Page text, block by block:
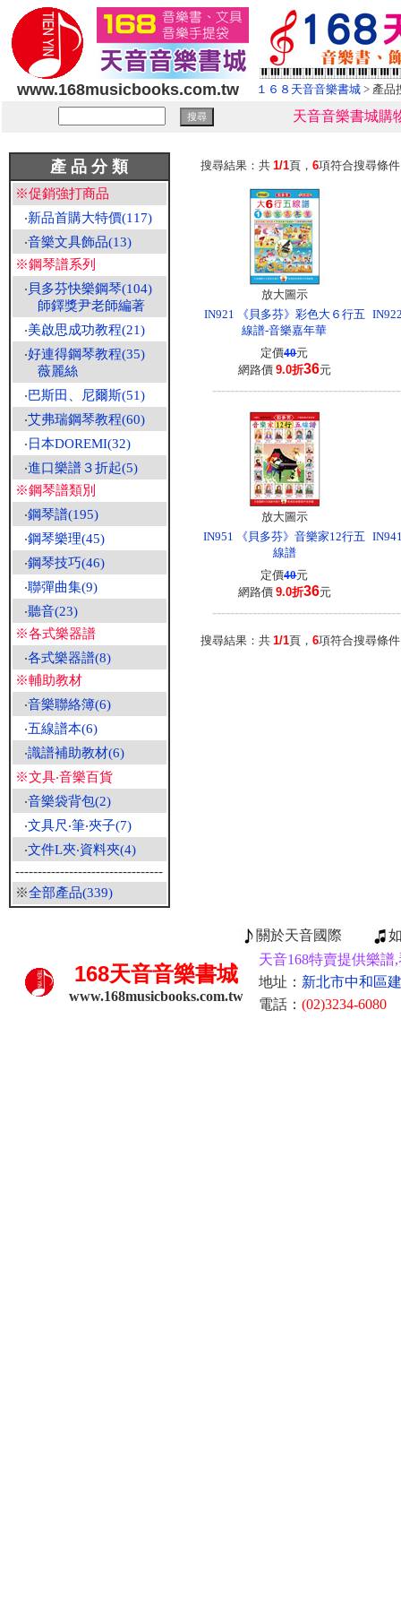
www.168musicbooks.com.tw １６８天音音樂書城 > 產品
天音音樂書城購
產 品 分 類
※促銷強打商品
‧新品首購大特價(117)
‧音樂文具飾品(13)
※鋼琴譜系列
‧ 貝多芬快樂鋼琴(104)
師鐸獎尹老師編著
‧美啟思成功教程(21)
‧好連得鋼琴教程(35)
薇麗絲
‧巴斯田、尼爾斯(51)
‧艾弗瑞鋼琴教程(60)
‧ 日本DOREMI(32)
‧進口樂譜３折起(5)
※鋼琴譜類別
‧鋼琴譜(195)
‧鋼琴樂理(45)
‧鋼琴技巧(46)
‧聯彈曲集(9)
‧聽音(23)
※各式樂器譜
‧各式樂器譜(8)
※輔助教材
‧音樂聯絡簿(6)
‧五線譜本(6)
‧識譜補助教材(6)
※文具‧音樂百貨
‧音樂袋背包(2)
‧文具尺‧筆‧夾子(7)
‧文件L夾‧資料夾(4)
---------------------------------
※全部產品(339)
搜尋結果：共 1/1頁， 6項符合搜尋條
放大圖示
IN921 《貝多芬》彩色大６行五
線譜-音樂嘉年華
定價40元
網路價 9.0折36元
放大圖示
IN951 《貝多芬》音樂家12行五
線譜
定價40元
網路價 9.0折36元
搜尋結果：共 1/1頁， 6項符合搜尋條
關於天音國際
168天音音樂書城
www.168musicbooks.com.tw
天音168特賣提供樂
地址： 新北市中和區
電話： (02)3234-6080